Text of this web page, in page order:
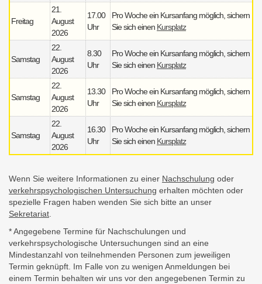
Freitag
21.
August
2026
17.00
Uhr
Pro Woche ein Kursanfang möglich, sichern
Sie sich einen Kursplatz
Samstag
22.
August
2026
8.30
Uhr
Pro Woche ein Kursanfang möglich, sichern
Sie sich einen Kursplatz
Samstag
22.
August
2026
13.30
Uhr
Pro Woche ein Kursanfang möglich, sichern
Sie sich einen Kursplatz
Samstag
22.
August
2026
16.30
Uhr
Pro Woche ein Kursanfang möglich, sichern
Sie sich einen Kursplatz
Wenn Sie weitere Informationen zu einer Nachschulung oder
verkehrspsychologischen Untersuchung erhalten möchten oder
spezielle Fragen haben wenden Sie sich bitte an unser
Sekretariat
* Angegebene Termine für Nachschulungen und
verkehrspsychologische Untersuchungen sind an eine
Mindestanzahl von teilnehmenden Personen zum jeweiligen
Termin geknüpft. Im Falle von zu wenigen Anmeldungen bei
einem Termin behalten wir uns vor den angegebenen Termin zu